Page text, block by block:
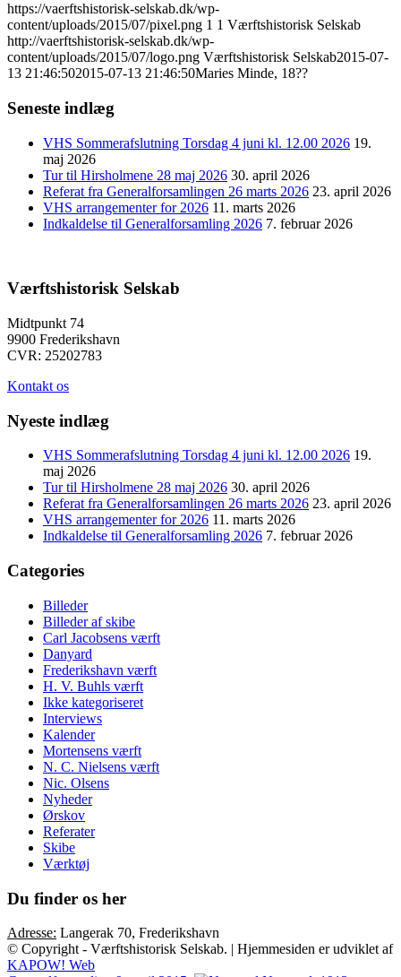
https://vaerftshistorisk-selskab.dk/wp-
content/uploads/2015/07/pixel.png 1 1 Værftshistorisk Selskab
http://vaerftshistorisk-selskab.dk/wp-
content/uploads/2015/07/logo.png Værftshistorisk Selskab2015-07-
13 21:46:502015-07-13 21:46:50Maries Minde, 18??
Seneste indlæg
VHS Sommerafslutning Torsdag 4 juni kl. 12.00 2026 19.
maj 2026
Tur til Hirsholmene 28 maj 2026 30. april 2026
Referat fra Generalforsamlingen 26 marts 2026 23. april 2026
VHS arrangementer for 2026 11. marts 2026
Indkaldelse til Generalforsamling 2026 7. februar 2026
Værftshistorisk Selskab
Midtpunkt 74
9900 Frederikshavn
CVR: 25202783
Kontakt os
Nyeste indlæg
VHS Sommerafslutning Torsdag 4 juni kl. 12.00 2026 19.
maj 2026
Tur til Hirsholmene 28 maj 2026 30. april 2026
Referat fra Generalforsamlingen 26 marts 2026 23. april 2026
VHS arrangementer for 2026 11. marts 2026
Indkaldelse til Generalforsamling 2026 7. februar 2026
Categories
Billeder
Billeder af skibe
Carl Jacobsens værft
Danyard
Frederikshavn værft
H. V. Buhls værft
Ikke kategoriseret
Interviews
Kalender
Mortensens værft
N. C. Nielsens værft
Nic. Olsens
Nyheder
Ørskov
Referater
Skibe
Værktøj
Du finder os her
Adresse: Langerak 70, Frederikshavn
© Copyright - Værftshistorisk Selskab. | Hjemmesiden er udviklet af
KAPOW! Web